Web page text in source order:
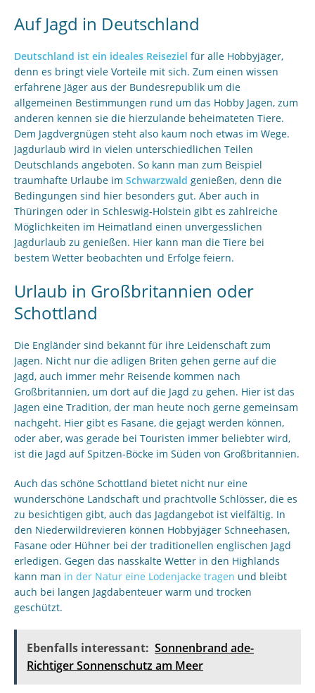
Auf Jagd in Deutschland
Deutschland ist ein ideales Reiseziel für alle Hobbyjäger,
denn es bringt viele Vorteile mit sich. Zum einen wissen
erfahrene Jäger aus der Bundesrepublik um die
allgemeinen Bestimmungen rund um das Hobby Jagen, zum
anderen kennen sie die hierzulande beheimateten Tiere.
Dem Jagdvergnügen steht also kaum noch etwas im Wege.
Jagdurlaub wird in vielen unterschiedlichen Teilen
Deutschlands angeboten. So kann man zum Beispiel
traumhafte Urlaube im Schwarzwald genießen, denn die
Bedingungen sind hier besonders gut. Aber auch in
Thüringen oder in Schleswig-Holstein gibt es zahlreiche
Möglichkeiten im Heimatland einen unvergesslichen
Jagdurlaub zu genießen. Hier kann man die Tiere bei
bestem Wetter beobachten und Erfolge feiern.
Urlaub in Großbritannien oder
Schottland
Die Engländer sind bekannt für ihre Leidenschaft zum
Jagen. Nicht nur die adligen Briten gehen gerne auf die
Jagd, auch immer mehr Reisende kommen nach
Großbritannien, um dort auf die Jagd zu gehen. Hier ist das
Jagen eine Tradition, der man heute noch gerne gemeinsam
nachgeht. Hier gibt es Fasane, die gejagt werden können,
oder aber, was gerade bei Touristen immer beliebter wird,
ist die Jagd auf Spitzen-Böcke im Süden von Großbritannien.
Auch das schöne Schottland bietet nicht nur eine
wunderschöne Landschaft und prachtvolle Schlösser, die es
zu besichtigen gibt, auch das Jagdangebot ist vielfältig. In
den Niederwildrevieren können Hobbyjäger Schneehasen,
Fasane oder Hühner bei der traditionellen englischen Jagd
erledigen. Gegen das nasskalte Wetter in den Highlands
kann man in der Natur eine Lodenjacke tragen und bleibt
auch bei langen Jagdabenteuer warm und trocken
geschützt.
Ebenfalls interessant: Sonnenbrand ade-
Richtiger Sonnenschutz am Meer